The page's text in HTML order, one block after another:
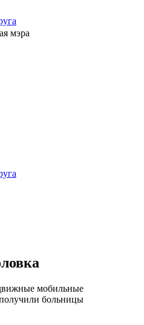
мэра
мобильные
больницы